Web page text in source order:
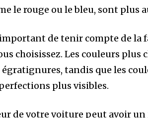
le rouge ou le bleu, sont plus
de tenir compte de la
choisissez. Les couleurs plus
égratignures, tandis que les
plus visibles.
de votre voiture peut avoir un